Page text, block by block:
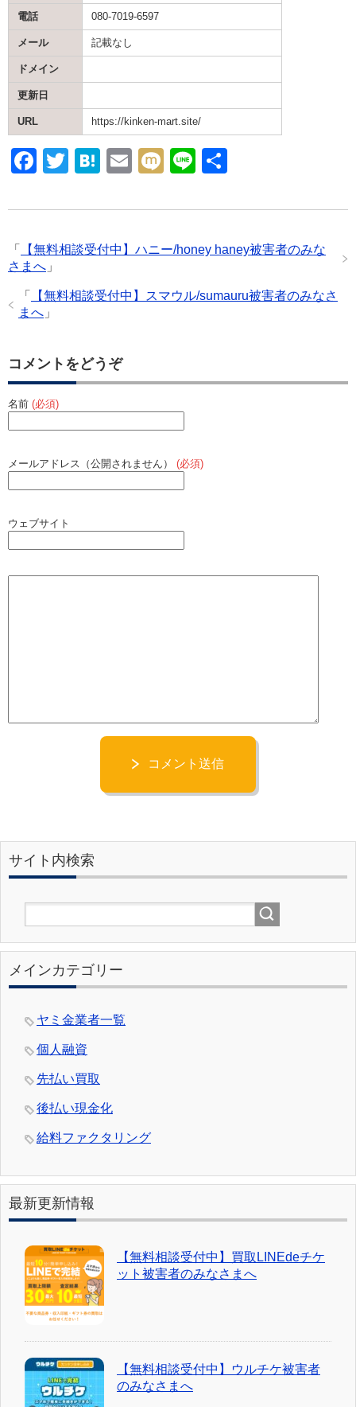
電話 080-7019-6597
メール 記載なし
ドメイン
更新日
URL https://kinken-mart.site/
F
c
e
b
o
o
T
tt
er
H
e
n
a
E
ail
M Li
e
「
【無料相談受付中】ハニー/honey haney被害者のみな
さまへ 」
「
【無料相談受付中】スマウル/sumauru被害者のみなさ
まへ 」
コメントをどうぞ
名前 (必須)
メールアドレス（公開されません） (必須)
ウェブサイト
コメント送信
サイト内検索
メインカテゴリー
ヤミ金業者一覧
個人融資
先払い買取
後払い現金化
給料ファクタリング
最新更新情報
【無料相談受付中】買取LINEdeチケ
ット被害者のみなさまへ
【無料相談受付中】ウルチケ被害者
のみなさまへ